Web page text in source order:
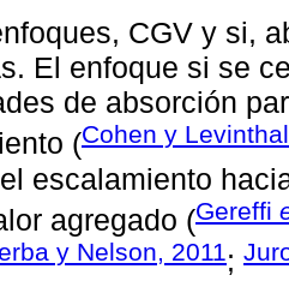
CGV y si,
El enfoque si se
de absorción
(Cohen y
escalamiento
agregado (Gereffi
y Nelson, 2011;